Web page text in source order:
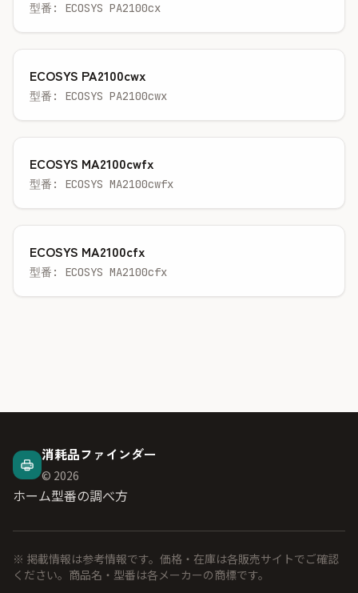
型番: ECOSYS PA2100cx
ECOSYS PA2100cwx
型番: ECOSYS PA2100cwx
ECOSYS MA2100cwfx
型番: ECOSYS MA2100cwfx
ECOSYS MA2100cfx
型番: ECOSYS MA2100cfx
消耗品ファインダー
© 2026
ホーム型番の調べ方
※ 掲載情報は参考情報です。価格・在庫は各販売サイトでご確認
ください。商品名・型番は各メーカーの商標です。